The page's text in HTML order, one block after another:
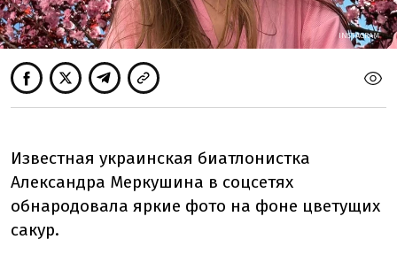
INSTAGRAM
Известная украинская биатлонистка
Александра Меркушина в соцсетях
обнародовала яркие фото на фоне цветущих
сакур.